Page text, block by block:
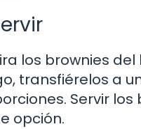
los brownies
transfiérelos
Servir
opción.